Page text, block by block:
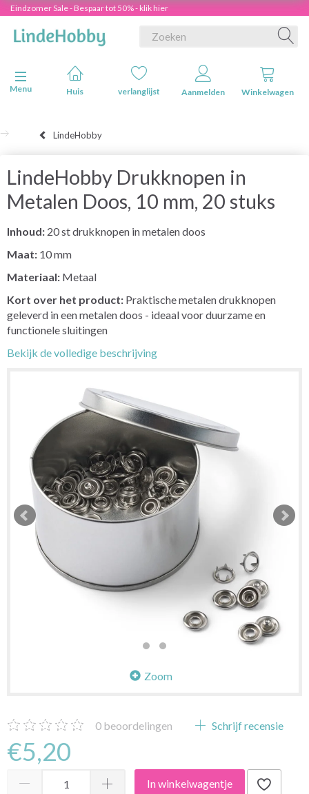
Eindzomer Sale - Bespaar tot 50% - klik hier
Navigatie in-/uitschakelen
Menu
Huis verlanglijst Aanmelden Winkelwagen
LindeHobby
LindeHobby Drukknopen in
Metalen Doos, 10 mm, 20 stuks
Inhoud: 20 st drukknopen in metalen doos
Maat: 10 mm
Materiaal: Metaal
Kort over het product: Praktische metalen drukknopen
geleverd in een metalen doos - ideaal voor duurzame en
functionele sluitingen
Bekijk de volledige beschrijving
Zoom
0 beoordelingen Schrijf recensie
€5,20
In winkelwagentje